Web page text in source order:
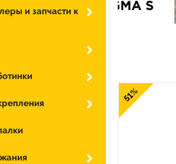
и запчасти к
51%